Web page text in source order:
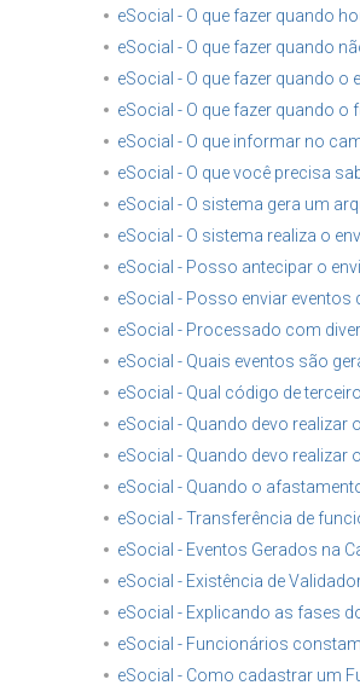
eSocial - O que fazer quando
eSocial - O que fazer quando
eSocial - O que fazer quando
eSocial - O que fazer quando
eSocial - O que informar no
eSocial - O que você precisa
eSocial - O sistema gera um
eSocial - O sistema realiza o
eSocial - Posso antecipar o
eSocial - Posso enviar
eSocial - Processado com
eSocial - Quais eventos são
eSocial - Qual código de
eSocial - Quando devo realizar
eSocial - Quando devo realizar
eSocial - Quando o
eSocial - Transferência de
eSocial - Eventos Gerados na
eSocial - Existência de
eSocial - Explicando as fases
eSocial - Funcionários
eSocial - Como cadastrar um